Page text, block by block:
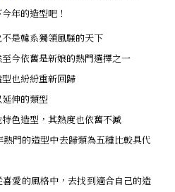
年的造型吧！
是韓系獨領風騷的天下
今依舊是新娘的熱門選擇之一
也紛紛重新回歸
伸的類型
色造型，其熱度也依舊不減
熱門的造型中去歸類為五種比較具代
愛的風格中，去找到適合自己的造